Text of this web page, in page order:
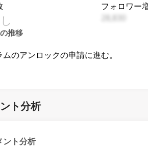
フォロワー
推移
のアンロックの申請に進む。
ト分析
ント分析